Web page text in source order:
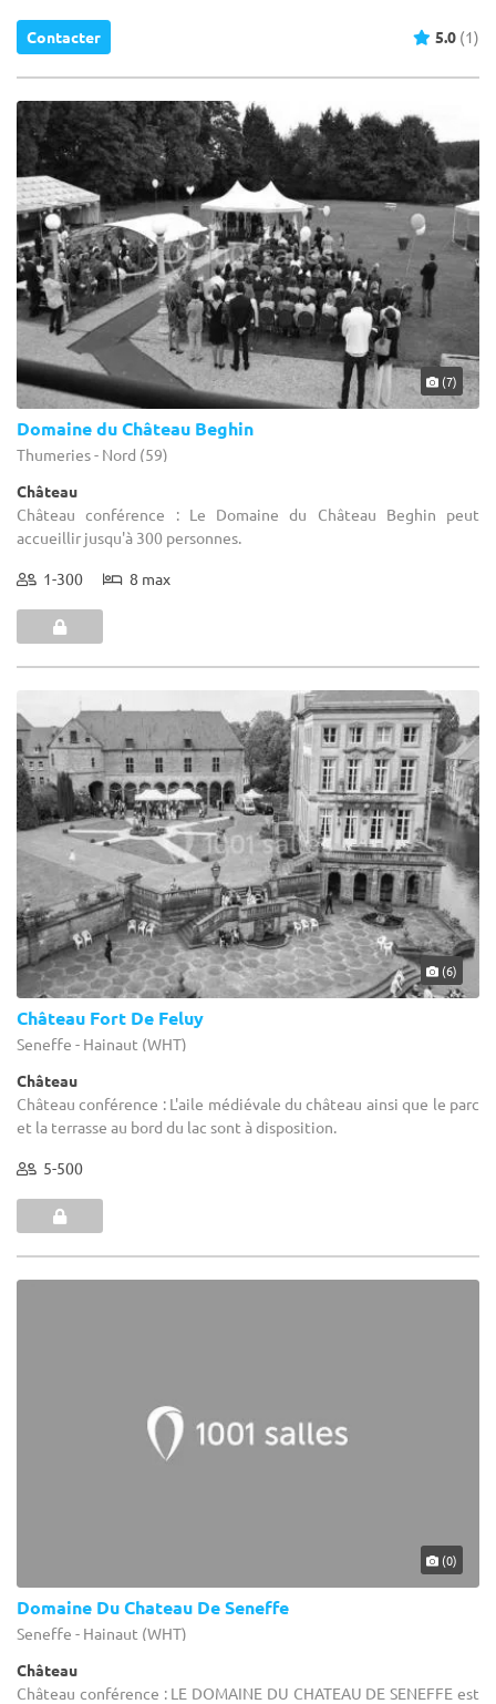
Contacter 5.0 (1)
(7)
Domaine du Château Beghin
Thumeries - Nord (59)
Château
Château conférence : Le Domaine du Château Beghin peut
accueillir jusqu'à 300 personnes.
1-300 8 max
(6)
Château Fort De Feluy
Seneffe - Hainaut (WHT)
Château
Château conférence : L'aile médiévale du château ainsi que le parc
et la terrasse au bord du lac sont à disposition.
5-500
(0)
Domaine Du Chateau De Seneffe
Seneffe - Hainaut (WHT)
Château
Château conférence : LE DOMAINE DU CHATEAU DE SENEFFE est